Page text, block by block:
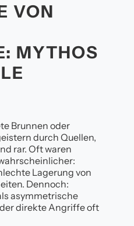
VON
MYTHOS
Brunnen oder
durch Quellen,
rar. Oft waren
Lagerung von
Dennoch:
asymmetrische
direkte Angriffe oft